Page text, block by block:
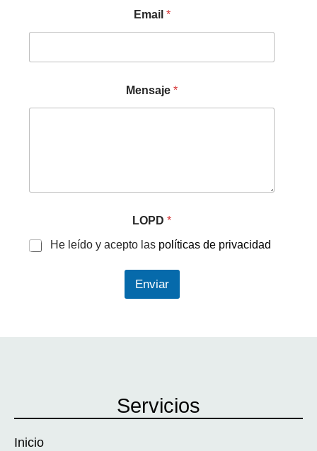
Email *
Mensaje*
LOPD*
He leído y acepto las políticas de privacidad
Enviar
Servicios
Inicio